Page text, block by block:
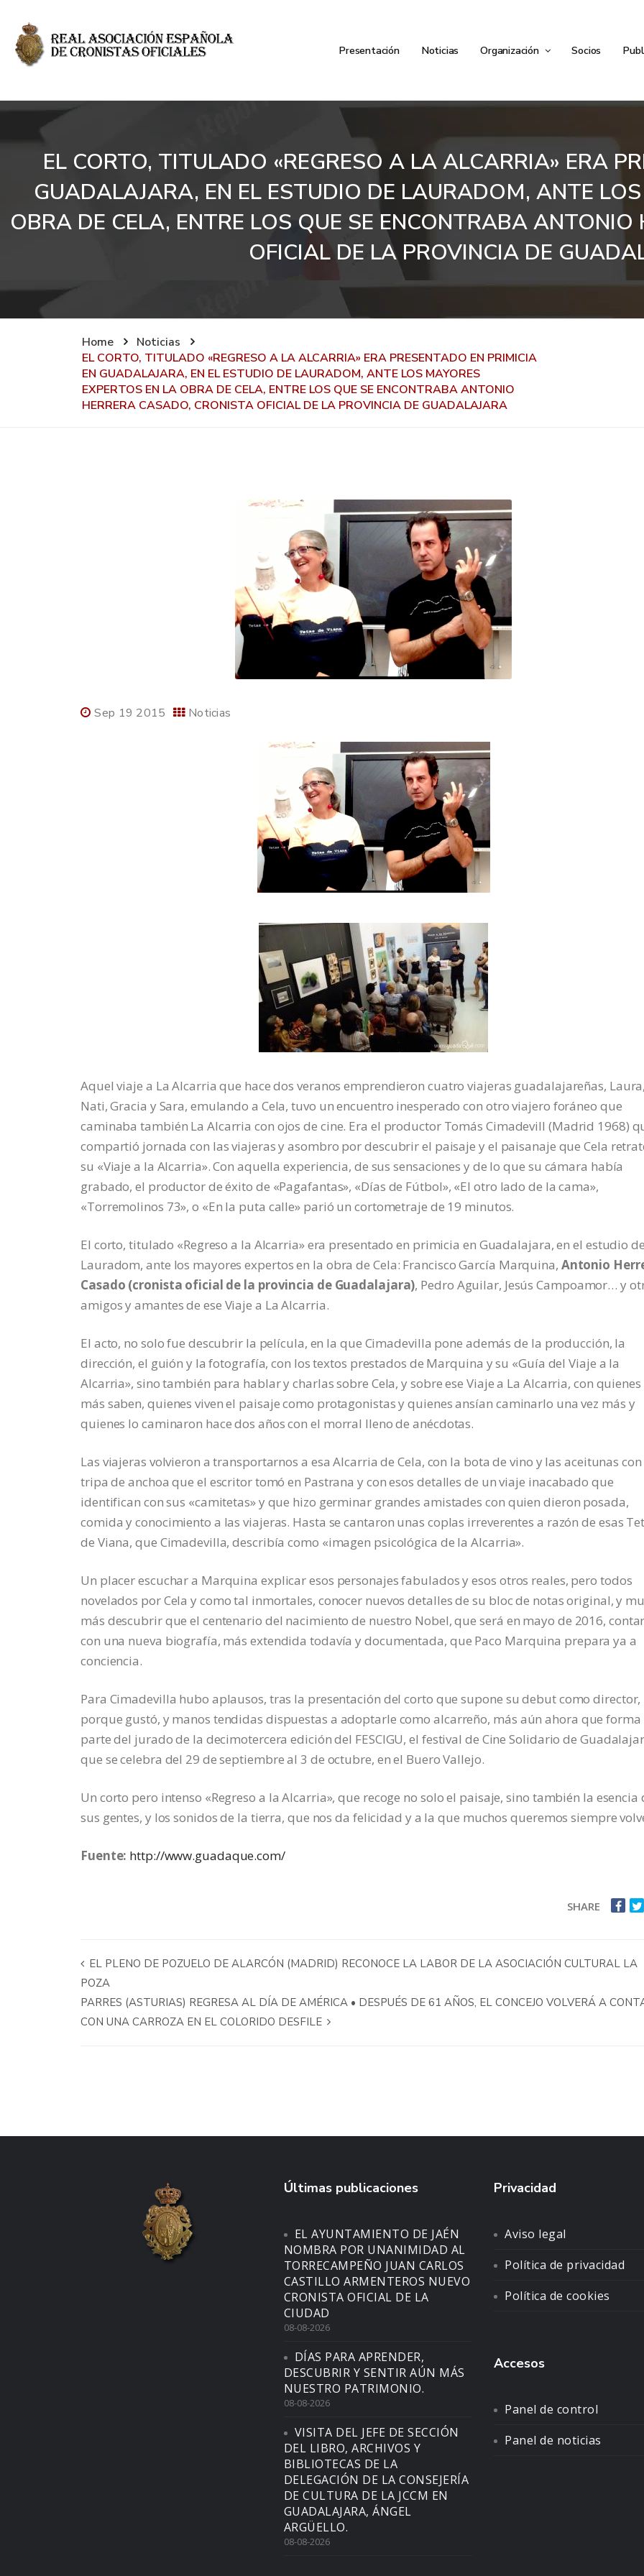
Presentación Noticias Organización Socios
EL CORTO, TITULADO «REGRESO A LA ALCARRIA» ERA
GUADALAJARA, EN EL ESTUDIO DE LAURADOM, ANTE
OBRA DE CELA, ENTRE LOS QUE SE ENCONTRABA
OFICIAL DE LA PROVINCIA DE
Home
Noticias
EL CORTO, TITULADO «REGRESO A LA ALCARRIA» ERA PRESENTADO EN PRIMICIA
EN GUADALAJARA, EN EL ESTUDIO DE LAURADOM, ANTE LOS MAYORES
EXPERTOS EN LA OBRA DE CELA, ENTRE LOS QUE SE ENCONTRABA ANTONIO
HERRERA CASADO, CRONISTA OFICIAL DE LA PROVINCIA DE GUADALAJARA
Sep 19 2015 Noticias
Aquel viaje a La Alcarria que hace dos veranos emprendieron cuatro viajeras guadalajareñas, Laura,
Nati, Gracia y Sara, emulando a Cela, tuvo un encuentro inesperado con otro viajero foráneo que
caminaba también La Alcarria con ojos de cine. Era el productor Tomás Cimadevill (Madrid 1968)
compartió jornada con las viajeras y asombro por descubrir el paisaje y el paisanaje que Cela
su «Viaje a la Alcarria». Con aquella experiencia, de sus sensaciones y de lo que su cámara había
grabado, el productor de éxito de «Pagafantas», «Días de Fútbol», «El otro lado de la cama»,
«Torremolinos 73», o «En la puta calle» parió un cortometraje de 19 minutos.
El corto, titulado «Regreso a la Alcarria» era presentado en primicia en Guadalajara, en el estudio de
Lauradom, ante los mayores expertos en la obra de Cela: Francisco García Marquina, Antonio
Casado (cronista oficial de la provincia de Guadalajara), Pedro Aguilar, Jesús Campoamor… y
amigos y amantes de ese Viaje a La Alcarria.
El acto, no solo fue descubrir la película, en la que Cimadevilla pone además de la producción, la
dirección, el guión y la fotografía, con los textos prestados de Marquina y su «Guía del Viaje a la
Alcarria», sino también para hablar y charlas sobre Cela, y sobre ese Viaje a La Alcarria, con quienes
más saben, quienes viven el paisaje como protagonistas y quienes ansían caminarlo una vez más y
quienes lo caminaron hace dos años con el morral lleno de anécdotas.
Las viajeras volvieron a transportarnos a esa Alcarria de Cela, con la bota de vino y las aceitunas con
tripa de anchoa que el escritor tomó en Pastrana y con esos detalles de un viaje inacabado que
identifican con sus «camitetas» y que hizo germinar grandes amistades con quien dieron posada,
comida y conocimiento a las viajeras. Hasta se cantaron unas coplas irreverentes a razón de esas
de Viana, que Cimadevilla, describía como «imagen psicológica de la Alcarria».
Un placer escuchar a Marquina explicar esos personajes fabulados y esos otros reales, pero todos
novelados por Cela y como tal inmortales, conocer nuevos detalles de su bloc de notas original, y
más descubrir que el centenario del nacimiento de nuestro Nobel, que será en mayo de 2016,
con una nueva biografía, más extendida todavía y documentada, que Paco Marquina prepara ya a
conciencia.
Para Cimadevilla hubo aplausos, tras la presentación del corto que supone su debut como director,
porque gustó, y manos tendidas dispuestas a adoptarle como alcarreño, más aún ahora que forma
parte del jurado de la decimotercera edición del FESCIGU, el festival de Cine Solidario de
que se celebra del 29 de septiembre al 3 de octubre, en el Buero Vallejo.
Un corto pero intenso «Regreso a la Alcarria», que recoge no solo el paisaje, sino también la esencia
sus gentes, y los sonidos de la tierra, que nos da felicidad y a la que muchos queremos siempre
Fuente: http://www.guadaque.com/
SHARE
EL PLENO DE POZUELO DE ALARCÓN (MADRID) RECONOCE LA LABOR DE LA ASOCIACIÓN CULTURAL LA
POZA
PARRES (ASTURIAS) REGRESA AL DÍA DE AMÉRICA • DESPUÉS DE 61 AÑOS, EL CONCEJO VOLVERÁ A
CON UNA CARROZA EN EL COLORIDO DESFILE
Últimas publicaciones
EL AYUNTAMIENTO DE JAÉN
NOMBRA POR UNANIMIDAD AL
TORRECAMPEÑO JUAN CARLOS
CASTILLO ARMENTEROS NUEVO
CRONISTA OFICIAL DE LA
CIUDAD
08-08-2026
DÍAS PARA APRENDER,
DESCUBRIR Y SENTIR AÚN MÁS
NUESTRO PATRIMONIO.
08-08-2026
VISITA DEL JEFE DE SECCIÓN
DEL LIBRO, ARCHIVOS Y
BIBLIOTECAS DE LA
DELEGACIÓN DE LA CONSEJERÍA
DE CULTURA DE LA JCCM EN
GUADALAJARA, ÁNGEL
ARGÜELLO.
08-08-2026
Privacidad
Aviso legal
Política de privacidad
Política de cookies
Accesos
Panel de control
Panel de noticias